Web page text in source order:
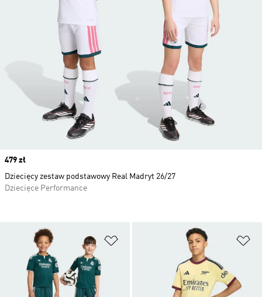
Dodaj do listy życzeń
Price
479 zł
Dziecięcy zestaw podstawowy Real Madryt 26/27
Dziecięce Performance